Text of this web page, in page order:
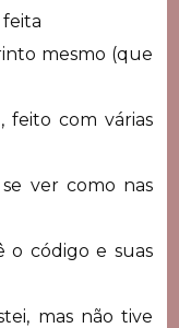
mesmo (que
feito com várias
ver como nas
o código e suas
mas não tive